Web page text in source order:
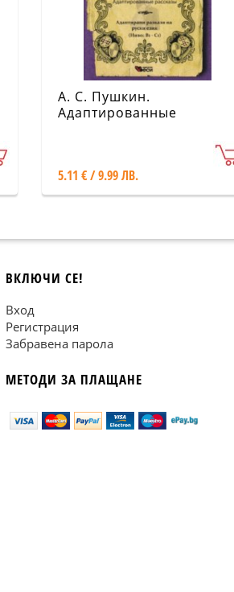
А. С. Пушкин.
Адаптированные
5.11 € / 9.99 ЛВ.
ВКЛЮЧИ СЕ!
Вход
Регистрация
Забравена парола
МЕТОДИ ЗА ПЛАЩАНЕ